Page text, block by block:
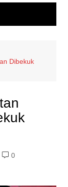
Dibekuk
0